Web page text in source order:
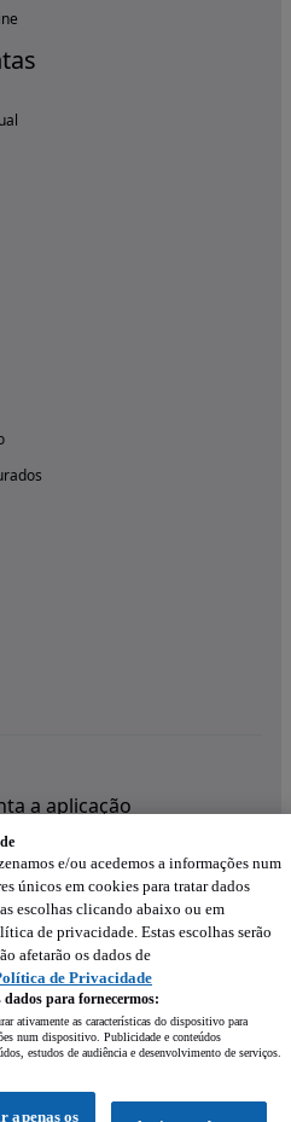
a aplicação
e/ou acedemos a informações num
únicos em cookies para tratar dados
escolhas clicando abaixo ou em
de privacidade. Estas escolhas serão
afetarão os dados de
de Privacidade
dados para fornecermos:
ativamente as características do dispositivo para
num dispositivo. Publicidade e conteúdos
estudos de audiência e desenvolvimento de serviços.
apenas os